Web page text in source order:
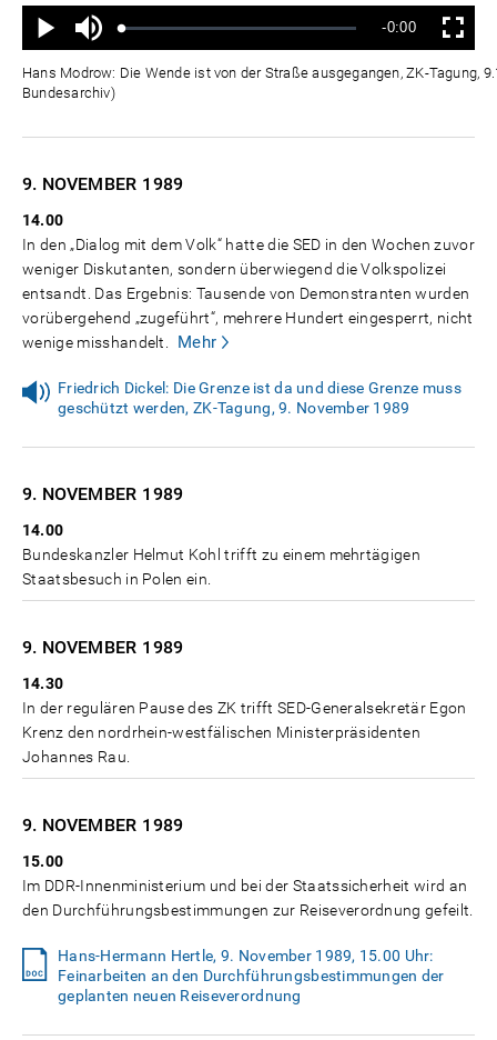
Wiedergabe
Ton
aus
Geladen:
Status:
Verbleibende
Zeit
-0:00 Vollbild
Hans Modrow: Die Wende ist von der Straße ausgegangen, ZK-Tagung,
Bundesarchiv)
9. NOVEMBER 1989
14.00
In den „Dialog mit dem Volk“ hatte die SED in den Wochen zuvor
weniger Diskutanten, sondern überwiegend die Volkspolizei
entsandt. Das Ergebnis: Tausende von Demonstranten wurden
vorübergehend „zugeführt“, mehrere Hundert eingesperrt, nicht
wenige misshandelt.
Mehr
Friedrich Dickel: Die Grenze ist da und diese Grenze muss
geschützt werden, ZK-Tagung, 9. November 1989
9. NOVEMBER 1989
14.00
Bundeskanzler Helmut Kohl trifft zu einem mehrtägigen
Staatsbesuch in Polen ein.
9. NOVEMBER 1989
14.30
In der regulären Pause des ZK trifft SED-Generalsekretär Egon
Krenz den nordrhein-westfälischen Ministerpräsidenten
Johannes Rau.
9. NOVEMBER 1989
15.00
Im DDR-Innenministerium und bei der Staatssicherheit wird an
den Durchführungsbestimmungen zur Reiseverordnung gefeilt.
Hans-Hermann Hertle, 9. November 1989, 15.00 Uhr:
Feinarbeiten an den Durchführungsbestimmungen der
geplanten neuen Reiseverordnung